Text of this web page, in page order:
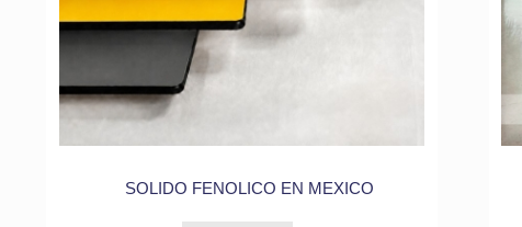
SOLIDO FENOLICO EN MEXICO